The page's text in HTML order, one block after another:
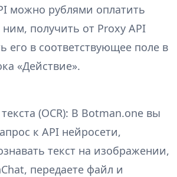
можно рублями оплатить
получить от Proxy API
его в соответствующее поле в
«Действие».
(OCR): В Botman.one вы
к API нейросети,
текст на изображении,
передаете файл и